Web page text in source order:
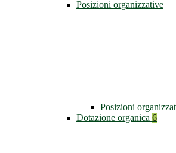
Posizioni organizzative
Posizioni
Dotazione organica 6